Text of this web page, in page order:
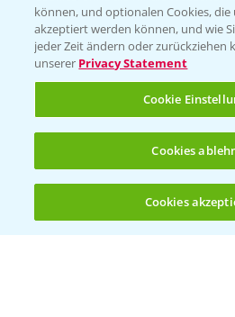
(noch
Wetter Aktuell
BROSCHÜREN
Saatgut
Sonderkulturen
Verantwortung &
können, und optionalen Cookies,
akzeptiert werden können, und wie
jeder Zeit ändern oder zurückziehen
unserer Privacy Statement
Cookie
Cookies
Cookies